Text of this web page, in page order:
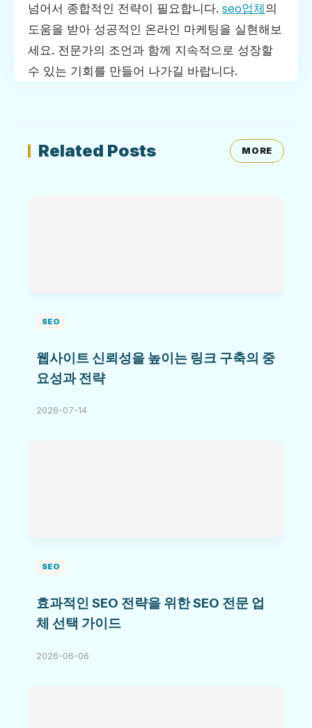
넘어서 종합적인 전략이 필요합니다. seo업체의
도움을 받아 성공적인 온라인 마케팅을 실현해보
세요. 전문가의 조언과 함께 지속적으로 성장할
수 있는 기회를 만들어 나가길 바랍니다.
Related Posts MORE
SEO
웹사이트 신뢰성을 높이는 링크 구축의 중
요성과 전략
2026-07-14
SEO
효과적인 SEO 전략을 위한 SEO 전문 업
체 선택 가이드
2026-06-06